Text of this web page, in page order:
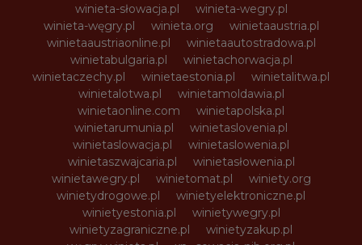
winieta-słowacja.pl
winieta-wegry.pl
winieta-węgry.pl
winieta.org
winietaaustria.pl
winietaaustriaonline.pl
winietaautostradowa.pl
winietabulgaria.pl
winietachorwacja.pl
winietaczechy.pl
winietaestonia.pl
winietalitwa.pl
winietalotwa.pl
winietamoldawia.pl
winietaonline.com
winietapolska.pl
winietarumunia.pl
winietaslovenia.pl
winietaslowacja.pl
winietaslowenia.pl
winietaszwajcaria.pl
winietasłowenia.pl
winietawegry.pl
winietomat.pl
winiety.org
winietydrogowe.pl
winietyelektroniczne.pl
winietyestonia.pl
winietywegry.pl
winietyzagraniczne.pl
winietyzakup.pl